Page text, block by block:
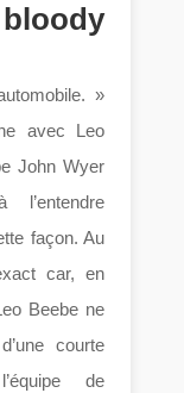
»
avec Leo
John Wyer
façon. Au
car, en
Beebe ne
courte
de